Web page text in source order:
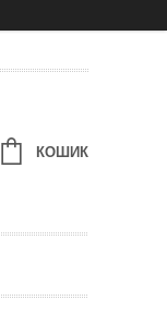
КОШИК